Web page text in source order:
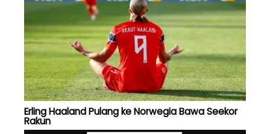
Erling Haaland Pulang ke Norwegia Bawa Seekor
Rakun